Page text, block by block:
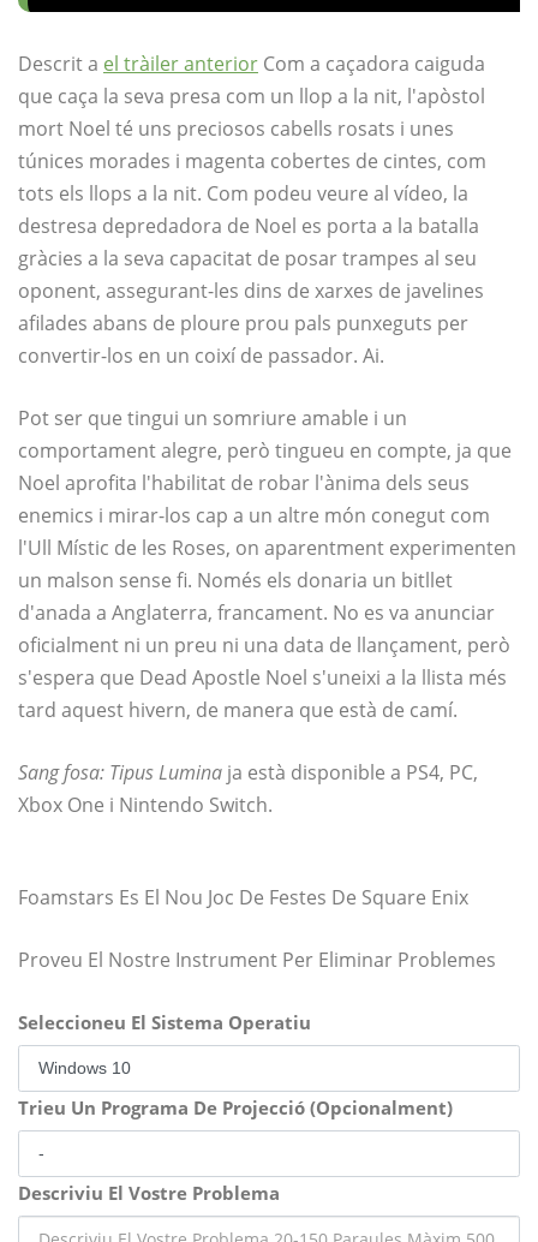
Descrit a el tràiler anterior Com a caçadora caiguda
que caça la seva presa com un llop a la nit, l'apòstol
mort Noel té uns preciosos cabells rosats i unes
túnices morades i magenta cobertes de cintes, com
tots els llops a la nit. Com podeu veure al vídeo, la
destresa depredadora de Noel es porta a la batalla
gràcies a la seva capacitat de posar trampes al seu
oponent, assegurant-les dins de xarxes de javelines
afilades abans de ploure prou pals punxeguts per
convertir-los en un coixí de passador. Ai.
Pot ser que tingui un somriure amable i un
comportament alegre, però tingueu en compte, ja que
Noel aprofita l'habilitat de robar l'ànima dels seus
enemics i mirar-los cap a un altre món conegut com
l'Ull Místic de les Roses, on aparentment experimenten
un malson sense fi. Només els donaria un bitllet
d'anada a Anglaterra, francament. No es va anunciar
oficialment ni un preu ni una data de llançament, però
s'espera que Dead Apostle Noel s'uneixi a la llista més
tard aquest hivern, de manera que està de camí.
Sang fosa: Tipus Lumina ja està disponible a PS4, PC,
Xbox One i Nintendo Switch.
Foamstars Es El Nou Joc De Festes De Square Enix
Proveu El Nostre Instrument Per Eliminar Problemes
Seleccioneu El Sistema Operatiu
Trieu Un Programa De Projecció (Opcionalment)
Descriviu El Vostre Problema